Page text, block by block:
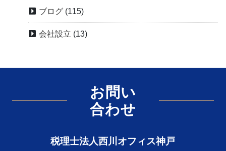
ブログ (115)
会社設立 (13)
お問い
合わせ
税理士法人西川オフィス神戸